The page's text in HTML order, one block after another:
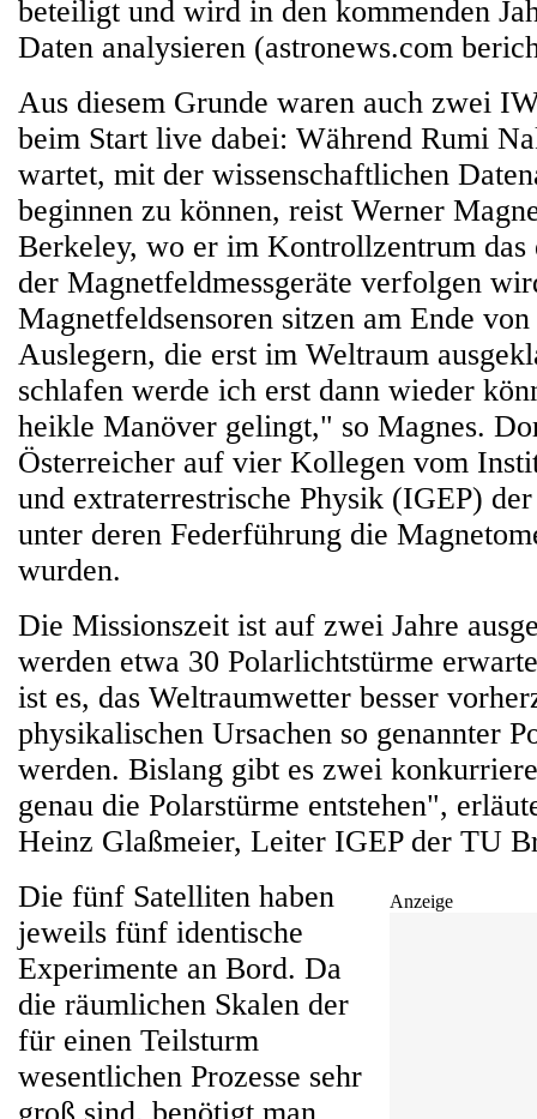
beteiligt und wird in den kommenden
Daten analysieren (astronews.com
Aus diesem Grunde waren auch zwei
beim Start live dabei: Während Rumi
wartet, mit der wissenschaftlichen
beginnen zu können, reist Werner
Berkeley, wo er im Kontrollzentrum das
der Magnetfeldmessgeräte verfolgen
Magnetfeldsensoren sitzen am Ende
Auslegern, die erst im Weltraum
schlafen werde ich erst dann wieder
heikle Manöver gelingt," so Magnes.
Österreicher auf vier Kollegen vom
und extraterrestrische Physik (IGEP)
unter deren Federführung die
wurden.
Die Missionszeit ist auf zwei Jahre
werden etwa 30 Polarlichtstürme
ist es, das Weltraumwetter besser
physikalischen Ursachen so genannter
werden. Bislang gibt es zwei
genau die Polarstürme entstehen",
Heinz Glaßmeier, Leiter IGEP der TU
Anzeige
Die fünf Satelliten haben
jeweils fünf identische
Experimente an Bord. Da
die räumlichen Skalen der
für einen Teilsturm
wesentlichen Prozesse sehr